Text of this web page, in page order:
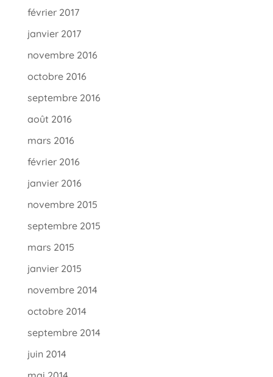
février 2017
janvier 2017
novembre 2016
octobre 2016
septembre 2016
août 2016
mars 2016
février 2016
janvier 2016
novembre 2015
septembre 2015
mars 2015
janvier 2015
novembre 2014
octobre 2014
septembre 2014
juin 2014